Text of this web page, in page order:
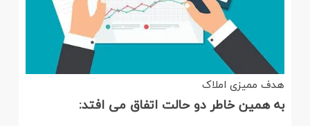
هدف ممیزی املاک
به همین خاطر دو حالت اتفاق می افتد: